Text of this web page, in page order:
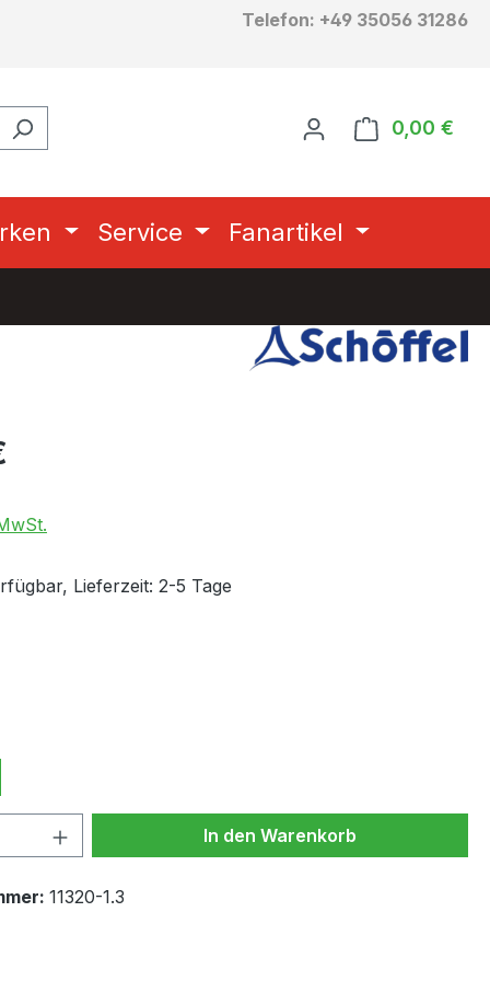
Telefon: +49 35056 31286
0,00 €
Service Fanartikel
Lieferzeit: 2-5 Tage
Anzahl: Gib den gewünschten Wert
In den Warenkorb
11320-1.3